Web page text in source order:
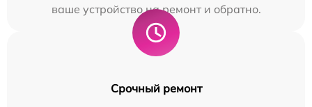
ваше устройство на ремонт и обратно.
Срочный ремонт